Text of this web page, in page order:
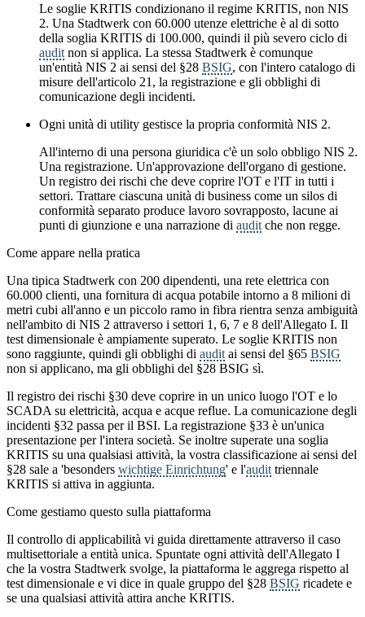
Le soglie KRITIS condizionano il regime KRITIS, non NIS
2. Una Stadtwerk con 60.000 utenze elettriche è al di sotto
della soglia KRITIS di 100.000, quindi il più severo ciclo di
audit non si applica. La stessa Stadtwerk è comunque
un'entità NIS 2 ai sensi del §28 BSIG, con l'intero catalogo di
misure dell'articolo 21, la registrazione e gli obblighi di
comunicazione degli incidenti.
Ogni unità di utility gestisce la propria conformità NIS 2.
All'interno di una persona giuridica c'è un solo obbligo NIS 2.
Una registrazione. Un'approvazione dell'organo di gestione.
Un registro dei rischi che deve coprire l'OT e l'IT in tutti i
settori. Trattare ciascuna unità di business come un silos di
conformità separato produce lavoro sovrapposto, lacune ai
punti di giunzione e una narrazione di audit che non regge.
Come appare nella pratica
Una tipica Stadtwerk con 200 dipendenti, una rete elettrica con
60.000 clienti, una fornitura di acqua potabile intorno a 8 milioni di
metri cubi all'anno e un piccolo ramo in fibra rientra senza ambiguità
nell'ambito di NIS 2 attraverso i settori 1, 6, 7 e 8 dell'Allegato I. Il
test dimensionale è ampiamente superato. Le soglie KRITIS non
sono raggiunte, quindi gli obblighi di audit ai sensi del §65 BSIG
non si applicano, ma gli obblighi del §28 BSIG sì.
Il registro dei rischi §30 deve coprire in un unico luogo l'OT e lo
SCADA su elettricità, acqua e acque reflue. La comunicazione degli
incidenti §32 passa per il BSI. La registrazione §33 è un'unica
presentazione per l'intera società. Se inoltre superate una soglia
KRITIS su una qualsiasi attività, la vostra classificazione ai sensi del
§28 sale a 'besonders wichtige Einrichtung' e l'audit triennale
KRITIS si attiva in aggiunta.
Come gestiamo questo sulla piattaforma
Il controllo di applicabilità vi guida direttamente attraverso il caso
multisettoriale a entità unica. Spuntate ogni attività dell'Allegato I
che la vostra Stadtwerk svolge, la piattaforma le aggrega rispetto al
test dimensionale e vi dice in quale gruppo del §28 BSIG ricadete e
se una qualsiasi attività attira anche KRITIS.